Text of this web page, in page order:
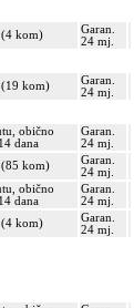
kom)
Garan.
24 mj.
kom)
Garan.
24 mj.
obično
dana
Garan.
24 mj.
kom)
Garan.
24 mj.
obično
dana
Garan.
24 mj.
kom)
Garan.
24 mj.